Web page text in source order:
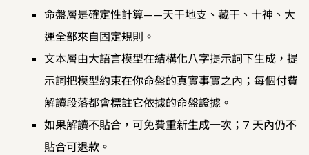
命盤層是確定性計算——天干地支、藏干、十神、大
運全部來自固定規則。
文本層由大語言模型在結構化八字提示詞下生成，提
示詞把模型約束在你命盤的真實事實之內；每個付費
解讀段落都會標註它依據的命盤證據。
如果解讀不貼合，可免費重新生成一次；7 天內仍不
貼合可退款。